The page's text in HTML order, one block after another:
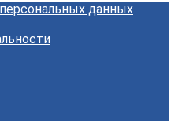
данных